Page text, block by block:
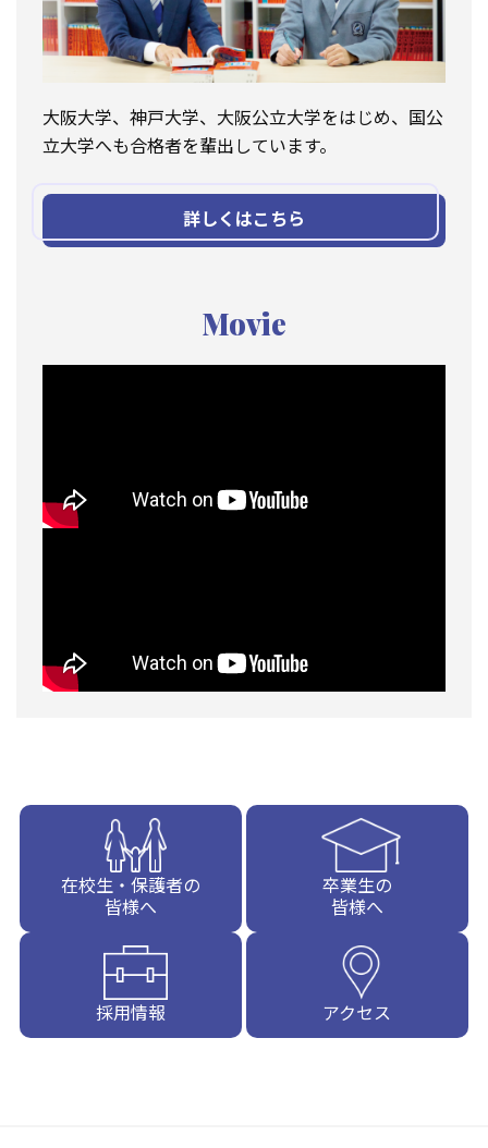
大阪大学、神戸大学、大阪公立大学をはじめ、国公
立大学へも合格者を輩出しています。
詳しくはこちら
Movie
在校生・保護者の
皆様へ
卒業生の
皆様へ
採用情報 アクセス